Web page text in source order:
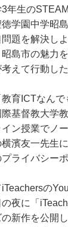
年生の
学園中学昭
題を解決し
島市の魅力
えて行動し
育ICTなんで
基督教大学
ン授業でノ
濱友一先生
ライバシー
の
夜に「
新作を公開